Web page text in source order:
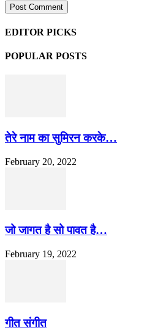
EDITOR PICKS
POPULAR POSTS
तेरे नाम का सुमिरन करके…
February 20, 2022
जो जागत है सो पावत है…
February 19, 2022
गीत संगीत